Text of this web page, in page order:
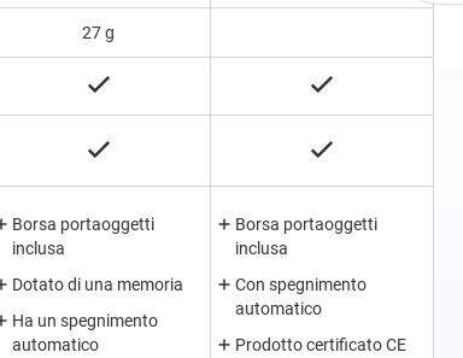
27 g
Borsa portaoggetti
inclusa
Dotato di una memoria
Ha un spegnimento
automatico
Borsa portaoggetti
inclusa
Con spegnimento
automatico
Prodotto certificato CE